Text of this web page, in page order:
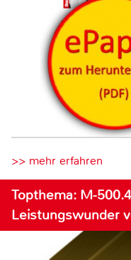
>> mehr erfahren
Topthema: M-
Leistungswunder